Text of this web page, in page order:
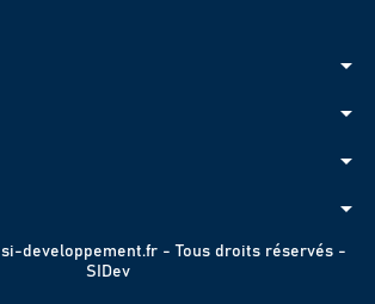
arrow_drop_down
arrow_drop_down
arrow_drop_down
arrow_drop_down
si-developpement.fr - Tous droits réservés -
SIDev